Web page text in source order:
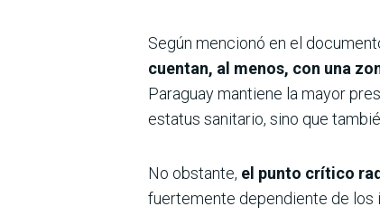
Según mencionó en el
cuentan, al menos, con una
Paraguay mantiene la mayor
estatus sanitario, sino que
No obstante, el punto crítico
fuertemente dependiente de los